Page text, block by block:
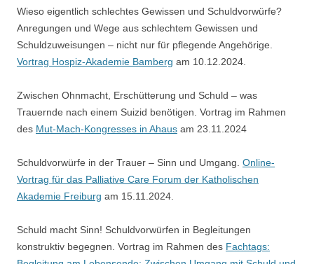
Wieso eigentlich schlechtes Gewissen und Schuldvorwürfe?
Anregungen und Wege aus schlechtem Gewissen und
Schuldzuweisungen – nicht nur für pflegende Angehörige.
Vortrag Hospiz-Akademie Bamberg am 10.12.2024.
Zwischen Ohnmacht, Erschütterung und Schuld – was
Trauernde nach einem Suizid benötigen. Vortrag im Rahmen
des Mut-Mach-Kongresses in Ahaus am 23.11.2024
Schuldvorwürfe in der Trauer – Sinn und Umgang. Online-
Vortrag für das Palliative Care Forum der Katholischen
Akademie Freiburg am 15.11.2024.
Schuld macht Sinn! Schuldvorwürfen in Begleitungen
konstruktiv begegnen. Vortrag im Rahmen des Fachtags: